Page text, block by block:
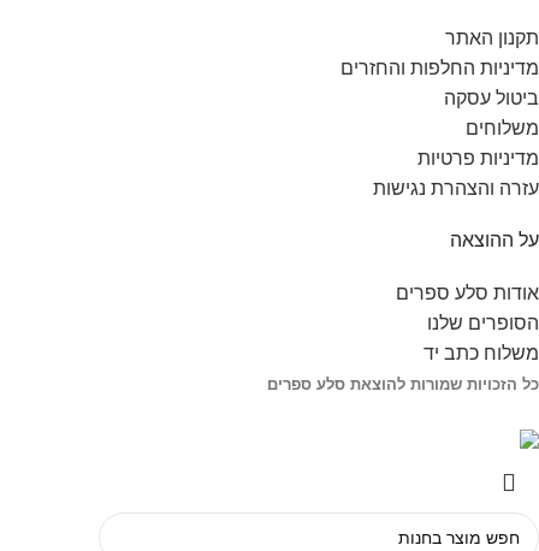
תקנון האתר
מדיניות החלפות והחזרים
ביטול עסקה
משלוחים
מדיניות פרטיות
עזרה והצהרת נגישות
על ההוצאה
אודות סלע ספרים
הסופרים שלנו
משלוח כתב יד
כל הזכויות שמורות להוצאת סלע ספרים